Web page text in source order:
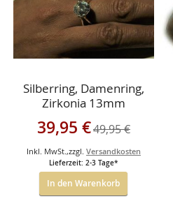
Silberring, Damenring,
Zirkonia 13mm
Sonderangebot
39,95 €49,95 €
Inkl. MwSt.,zzgl. Versandkosten
Lieferzeit: 2-3 Tage*
In den Warenkorb